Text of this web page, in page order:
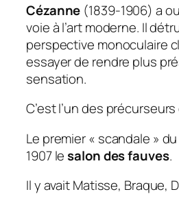
Cézanne (1839-1906) a
voie à l’art moderne. Il
perspective monoculaire
essayer de rendre plus
sensation.
C’est l’un des
Le premier « scandale »
1907 lesalon des fauves.
Il y avait Matisse, Braque,